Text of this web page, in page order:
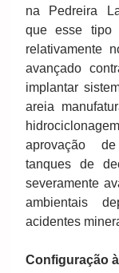
na Pedreira
que esse tipo
relativamente
avançado
implantar
areia
aprovação
tanques de
severamente
ambientais
acidentes
Configuração